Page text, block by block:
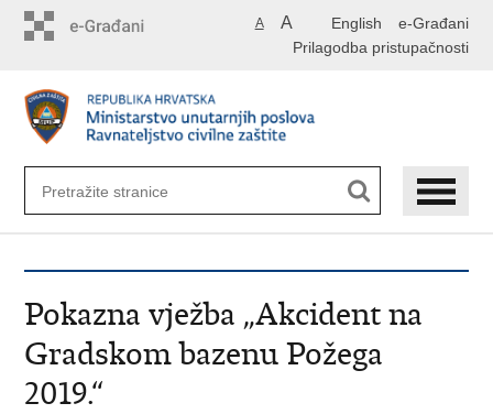
English e-Građani
A A
Prilagodba pristupačnosti
Pokazna vježba „Akcident na
Gradskom bazenu Požega
2019.“